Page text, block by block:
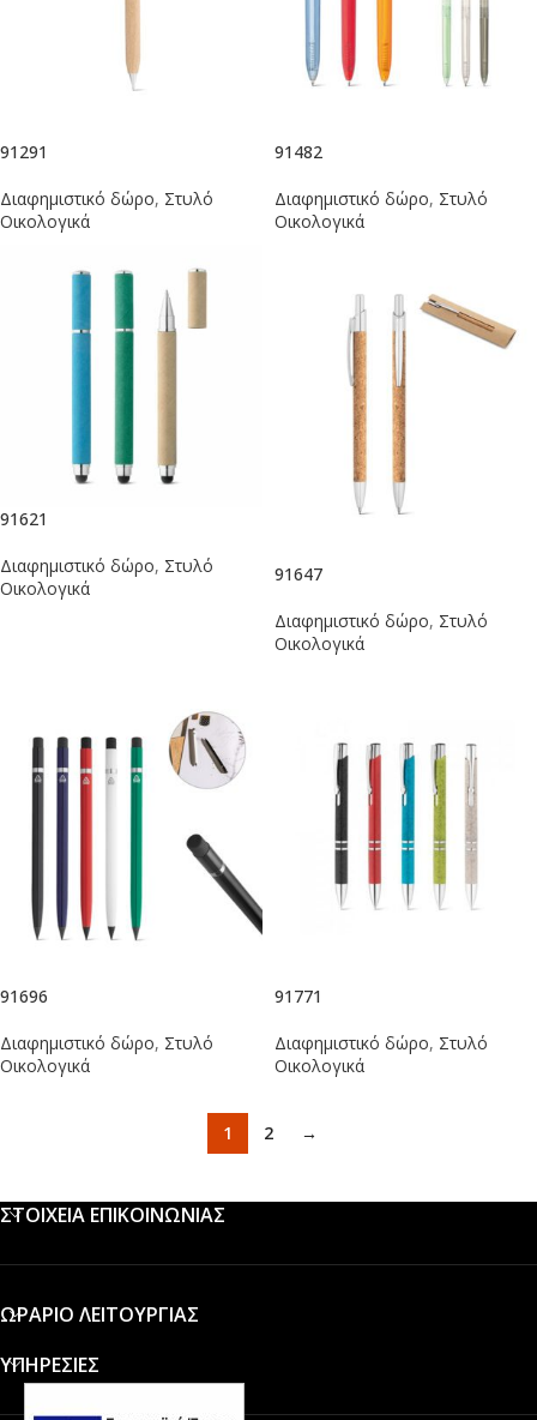
91291
Διαφημιστικό δώρο, Στυλό
Οικολογικά
91482
Διαφημιστικό δώρο, Στυλό
Οικολογικά
91621
Διαφημιστικό δώρο, Στυλό
Οικολογικά
91647
Διαφημιστικό δώρο, Στυλό
Οικολογικά
91696
Διαφημιστικό δώρο, Στυλό
Οικολογικά
91771
Διαφημιστικό δώρο, Στυλό
Οικολογικά
1 2 →
ΣΤΟΙΧΕΙΑ ΕΠΙΚΟΙΝΩΝΙΑΣ
ΩΡΑΡΙΟ ΛΕΙΤΟΥΡΓΙΑΣ
ΥΠΗΡΕΣΙΕΣ